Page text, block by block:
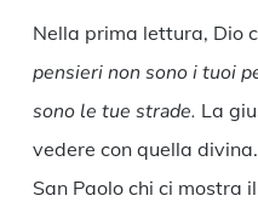
Nella prima lettura, Dio
pensieri non sono i tuoi
sono le tue strade. La
vedere con quella
San Paolo chi ci mostra